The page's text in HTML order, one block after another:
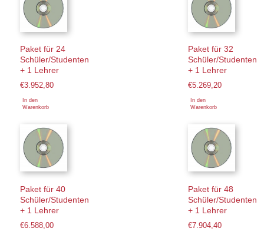
Paket für 24
Schüler/Studenten
+ 1 Lehrer
€3.952,80
In den
Warenkorb
Paket für 32
Schüler/Studenten
+ 1 Lehrer
€5.269,20
In den
Warenkorb
Paket für 40
Schüler/Studenten
+ 1 Lehrer
€6.588,00
Paket für 48
Schüler/Studenten
+ 1 Lehrer
€7.904,40